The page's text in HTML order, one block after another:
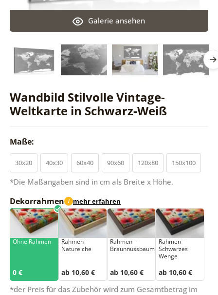
Wandbild Stilvolle Vintage-
Weltkarte in Schwarz-Weiß
Galerie ansehen
Maße:
30x20 40x30 60x40 90x60 120x80 150x100
*Die Maßangaben sind in cm als Breite x Höhe.
Dekorrahmen i mehr erfahren
Ohne Rahmen
0 €
Rahmen –
Natureiche
ab 10,60 €
Rahmen –
Braunnussbaum
ab 10,60 €
Rahmen –
Schwarzes
Wenge
ab 10,60 €
*der Preis für das Zubehör wird zum Gesamtbetrag im